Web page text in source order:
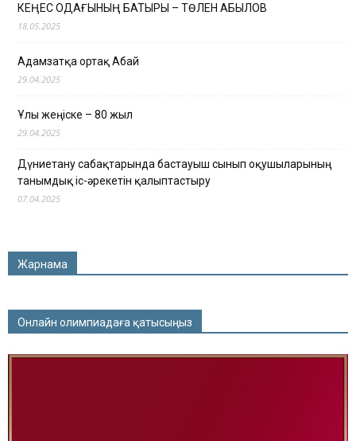
КЕҢЕС ОДАҒЫНЫҢ БАТЫРЫ – ТӨЛЕН ҚАБЫЛОВ
18.05.2025
Адамзатқа ортақ Абай
29.04.2025
Ұлы жеңіске – 80 жыл
29.04.2025
Дүниетану сабақтарында бастауыш сынып оқушыларының
танымдық іс-әрекетін қалыптастыру
07.04.2025
Жарнама
Онлайн олимпиадаға қатысыңыз